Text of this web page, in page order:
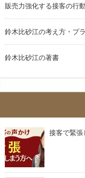
販売力強化する接客の行動
鈴木比砂江の考え方・プ
鈴木比砂江の著書
接客で緊張